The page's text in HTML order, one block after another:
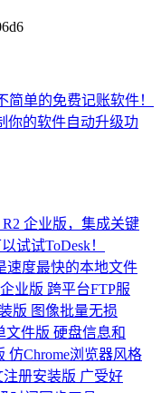
单的免费记账软件！
你的软件自动升级功
R2 企业版，集成关键
试试ToDesk！
速度最快的本地文件
业版 跨平台FTP服
版 图像批量无损
文件版 硬盘信息和
仿Chrome浏览器风格
注册安装版 广受好